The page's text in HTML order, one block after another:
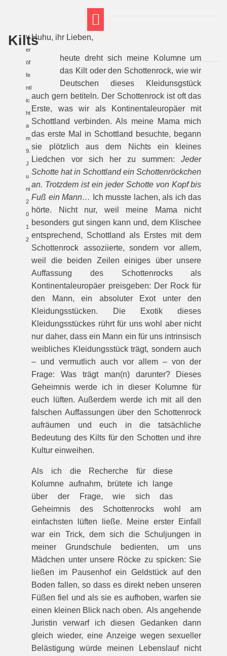
Kilts
V
er
öf
fe
ntl
ic
ht
a
m
9.
J
u
ni
2
0
1
2
Huhu, ihr Lieben,
heute dreht sich meine Kolumne um
das Kilt oder den Schottenrock, wie wir
Deutschen dieses Kleidunsgstück
auch gern betiteln. Der Schottenrock ist oft das
Erste, was wir als Kontinentaleuropäer mit
Schottland verbinden. Als meine Mama mich
das erste Mal in Schottland besuchte, begann
sie plötzlich aus dem Nichts ein kleines
Liedchen vor sich her zu summen:Jeder
Schotte hat in Schottland ein Schottenröckchen
an. Trotzdem ist ein jeder Schotte von Kopf bis
Fuß ein Mann…
Ich musste lachen, als ich das
hörte. Nicht nur, weil meine Mama nicht
besonders gut singen kann und, dem Klischee
entsprechend, Schottland als Erstes mit dem
Schottenrock assoziierte, sondern vor allem,
weil die beiden Zeilen einiges über unsere
Auffassung des Schottenrocks als
Kontinentaleuropäer preisgeben: Der Rock für
den Mann, ein absoluter Exot unter den
Kleidungsstücken. Die Exotik dieses
Kleidungsstückes rührt für uns wohl aber nicht
nur daher, dass ein Mann ein für uns intrinsisch
weibliches Kleidungsstück trägt, sondern auch
– und vermutlich auch vor allem – von der
Frage: Was trägt man(n) darunter­? Dieses
Geheimnis werde ich in dieser Kolumne für
euch lüften. Außerdem werde ich mit all den
falschen Auffassungen über den Schottenrock
aufräumen und euch in die tatsächliche
Bedeutung des Kilts für den Schotten und ihre
Kultur einweihen.
Als ich die Recherche für diese
Kolumne aufnahm, brütete ich lange
über der Frage, wie sich das
Geheimnis des Schottenrocks wohl am
einfachsten lüften ließe. Meine erster Einfall
war ein Trick, dem sich die Schuljungen in
meiner Grundschule bedienten, um uns
Mädchen unter unsere Röcke zu spicken: Sie
ließen im Pausenhof ein Geldstück auf den
Boden fallen, so dass es direkt neben unseren
Füßen fiel und als sie es aufhoben, warfen sie
einen kleinen Blick nach oben. Als angehende
Juristin verwarf ich diesen Gedanken dann
gleich wieder, eine Anzeige wegen sexueller
Belästigung würde meinen Lebenslauf nicht